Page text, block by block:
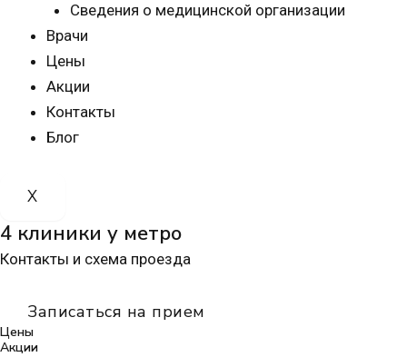
Сведения о медицинской организации
Врачи
Цены
Акции
Контакты
Блог
X
4 клиники у метро
Контакты и схема проезда
Записаться на прием
Цены
Акции